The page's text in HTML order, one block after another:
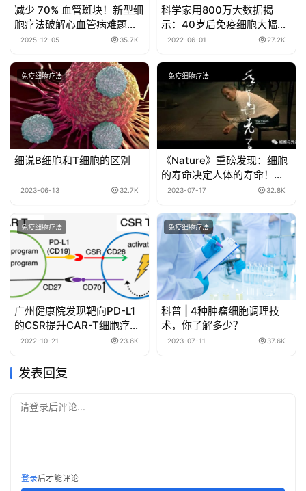
减少 70% 血管斑块！新型细
胞疗法破解心血管病难题，
还能提升斑块稳定性
2025-12-05 35.7K
科学家用800万大数据揭
示：40岁后免疫细胞大幅衰
老！
2022-06-01 27.2K
免疫细胞疗法
细说B细胞和T细胞的区别
2023-06-13 32.7K
免疫细胞疗法
《Nature》重磅发现：细胞
的寿命决定人体的寿命！疾
病是细胞在喊救命，是衰老
2023-07-17 32.8K
免疫细胞疗法
广州健康院发现靶向PD-L1
的CSR提升CAR-T细胞疗效
的分子机制
2022-10-21 23.6K
免疫细胞疗法
科普 | 4种肿瘤细胞调理技
术，你了解多少？
2023-07-11 37.6K
发表回复
请登录后评论...
登录后才能评论